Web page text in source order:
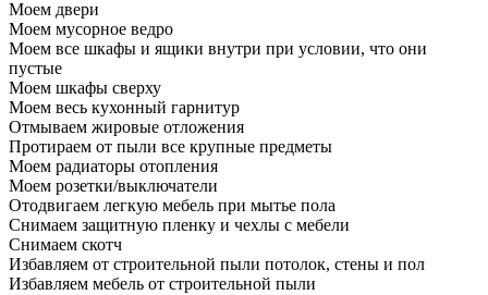
Моем двери
Моем мусорное ведро
Моем все шкафы и ящики внутри при условии, что они
пустые
Моем шкафы сверху
Моем весь кухонный гарнитур
Отмываем жировые отложения
Протираем от пыли все крупные предметы
Моем радиаторы отопления
Моем розетки/выключатели
Отодвигаем легкую мебель при мытье пола
Снимаем защитную пленку и чехлы с мебели
Снимаем скотч
Избавляем от строительной пыли потолок, стены и пол
Избавляем мебель от строительной пыли